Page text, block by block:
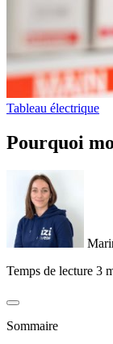
Tableau électrique
Pourquoi
Temps de lecture 3
Sommaire